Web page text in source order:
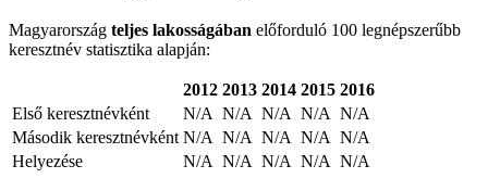
Magyarország teljes lakosságában előforduló 100 legnépszerűbb
keresztnév statisztika alapján:
2012 2013 2014 2015 2016
Első keresztnévként
N/A N/A N/A N/A N/A
Második keresztnévként N/A N/A N/A N/A N/A
Helyezése
N/A N/A N/A N/A N/A